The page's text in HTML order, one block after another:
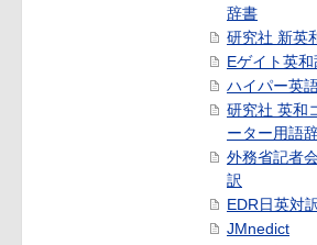
辞書
研究社 新英
Eゲイト英
ハイパー英
研究社 英和
ーター用語
外務省記者
訳
EDR日英対
JMnedict